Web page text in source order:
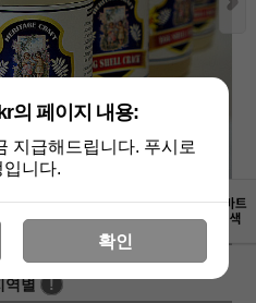
:200원
역별 !
의 페이지 내용:
지급해드립니다. 푸시로
니다.
확인